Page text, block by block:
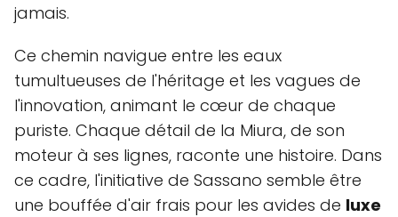
jamais.
Ce chemin navigue entre les eaux
tumultueuses de l'héritage et les vagues de
l'innovation, animant le cœur de chaque
puriste. Chaque détail de la Miura, de son
moteur à ses lignes, raconte une histoire. Dans
ce cadre, l'initiative de Sassano semble être
une bouffée d'air frais pour les avides de luxe